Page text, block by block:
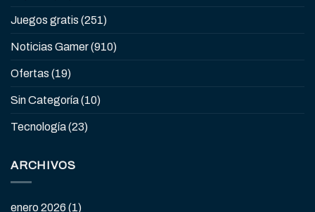
Juegos gratis (251)
Noticias Gamer(910)
Ofertas (19)
Sin Categoría(10)
Tecnología(23)
ARCHIVOS
enero 2026 (1)